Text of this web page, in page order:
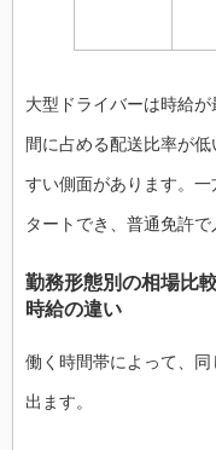
大型ドライバーは時給
間に占める配送比率が
すい側面があります。
タートでき、普通免許で
勤務形態別の相場比
時給の違い
働く時間帯によって、
出ます。